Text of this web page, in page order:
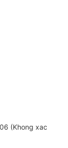
(Khong xac